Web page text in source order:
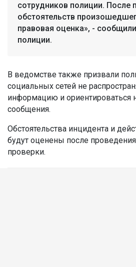
сотрудников полиции. После
обстоятельств
правовая оценка», -
полиции.
В ведомстве также призвали
социальных сетей не
информацию и ориентироваться
сообщения.
Обстоятельства инцидента и
будут оценены после
проверки.